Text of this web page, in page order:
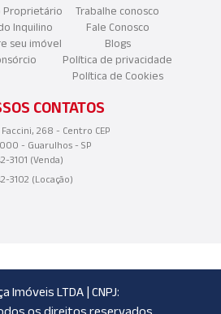
Proprietário
Inquilino
seu imóvel
Trabalhe conosco
Fale Conosco
Blogs
Política de privacidade
Política de Cookies
CONTATOS
Faccini, 268 - Centro CEP
- Guarulhos - SP
3101 (Venda)
3102 (Locação)
LTDA | CNPJ:
os direitos reservados